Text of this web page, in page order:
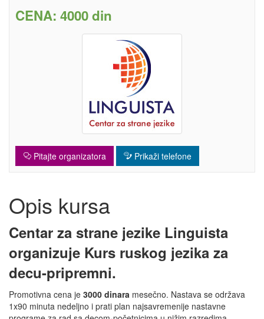
CENA: 4000 din
Pitajte organizatora Prikaži telefone
Opis kursa
Centar za strane jezike Linguista
organizuje Kurs ruskog jezika za
decu-pripremni.
Promotivna cena je 3000 dinara mesečno. Nastava se održava
1x90 minuta nedeljno i prati plan najsavremenije nastavne